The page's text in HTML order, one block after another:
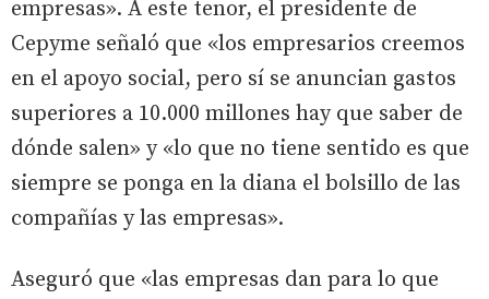
empresas». A este tenor, el presidente de
Cepyme señaló que «los empresarios creemos
en el apoyo social, pero sí se anuncian gastos
superiores a 10.000 millones hay que saber de
dónde salen» y «lo que no tiene sentido es que
siempre se ponga en la diana el bolsillo de las
compañías y las empresas».
Aseguró que «las empresas dan para lo que